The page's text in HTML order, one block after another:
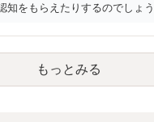
知をもらえたりするのでしょ
ことを前提に、父親として子
求できます。 ただ、極端な
たりすると、実際上の回収が
もっとみる